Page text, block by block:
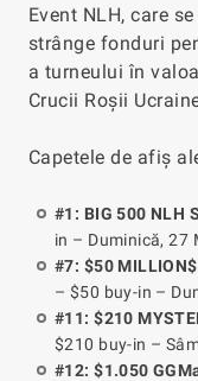
Event NLH, care
strânge fonduri
a turneului în
Crucii Roșii
Capetele de afiș
#1: BIG 500 NLH
in – Duminică, 27
#7: $50
– $50 buy-in –
#11: $210
$210 buy-in –
#12: $1.050